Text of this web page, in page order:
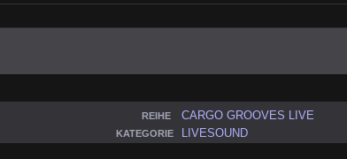
REIHE CARGO GROOVES LIVE
KATEGORIE LIVESOUND